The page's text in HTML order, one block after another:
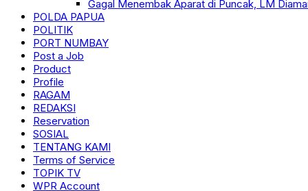
Gagal Menembak Aparat di Puncak, LM
POLDA PAPUA
POLITIK
PORT NUMBAY
Post a Job
Product
Profile
RAGAM
REDAKSI
Reservation
SOSIAL
TENTANG KAMI
Terms of Service
TOPIK TV
WPR Account